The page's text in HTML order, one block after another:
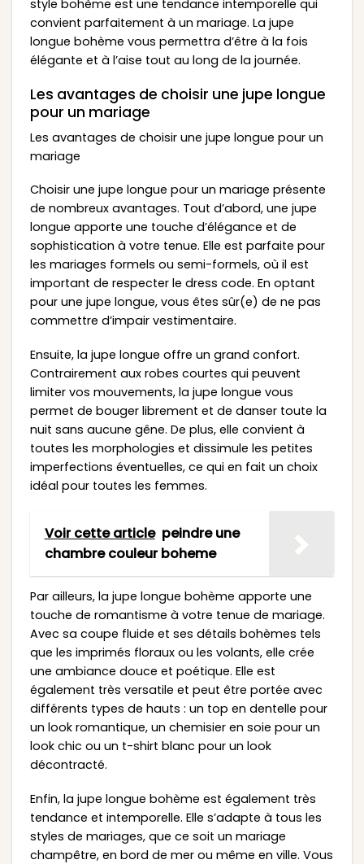
style bohème est une tendance intemporelle qui
convient parfaitement à un mariage. La jupe
longue bohème vous permettra d’être à la fois
élégante et à l’aise tout au long de la journée.
Les avantages de choisir une jupe longue
pour un mariage
Les avantages de choisir une jupe longue pour un
mariage
Choisir une jupe longue pour un mariage présente
de nombreux avantages. Tout d’abord, une jupe
longue apporte une touche d’élégance et de
sophistication à votre tenue. Elle est parfaite pour
les mariages formels ou semi-formels, où il est
important de respecter le dress code. En optant
pour une jupe longue, vous êtes sûr(e) de ne pas
commettre d’impair vestimentaire.
Ensuite, la jupe longue offre un grand confort.
Contrairement aux robes courtes qui peuvent
limiter vos mouvements, la jupe longue vous
permet de bouger librement et de danser toute la
nuit sans aucune gêne. De plus, elle convient à
toutes les morphologies et dissimule les petites
imperfections éventuelles, ce qui en fait un choix
idéal pour toutes les femmes.
Voir cette article peindre une
chambre couleur boheme
Par ailleurs, la jupe longue bohème apporte une
touche de romantisme à votre tenue de mariage.
Avec sa coupe fluide et ses détails bohèmes tels
que les imprimés floraux ou les volants, elle crée
une ambiance douce et poétique. Elle est
également très versatile et peut être portée avec
différents types de hauts : un top en dentelle pour
un look romantique, un chemisier en soie pour un
look chic ou un t-shirt blanc pour un look
décontracté.
Enfin, la jupe longue bohème est également très
tendance et intemporelle. Elle s’adapte à tous les
styles de mariages, que ce soit un mariage
champêtre, en bord de mer ou même en ville. Vous